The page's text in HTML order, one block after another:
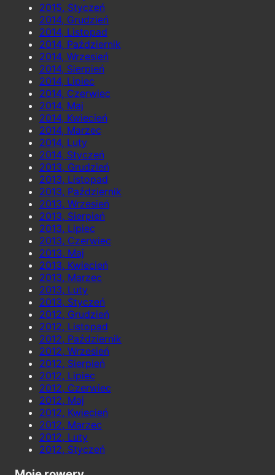
2015, Styczeń
2014, Grudzień
2014, Listopad
2014, Październik
2014, Wrzesień
2014, Sierpień
2014, Lipiec
2014, Czerwiec
2014, Maj
2014, Kwiecień
2014, Marzec
2014, Luty
2014, Styczeń
2013, Grudzień
2013, Listopad
2013, Październik
2013, Wrzesień
2013, Sierpień
2013, Lipiec
2013, Czerwiec
2013, Maj
2013, Kwiecień
2013, Marzec
2013, Luty
2013, Styczeń
2012, Grudzień
2012, Listopad
2012, Październik
2012, Wrzesień
2012, Sierpień
2012, Lipiec
2012, Czerwiec
2012, Maj
2012, Kwiecień
2012, Marzec
2012, Luty
2012, Styczeń